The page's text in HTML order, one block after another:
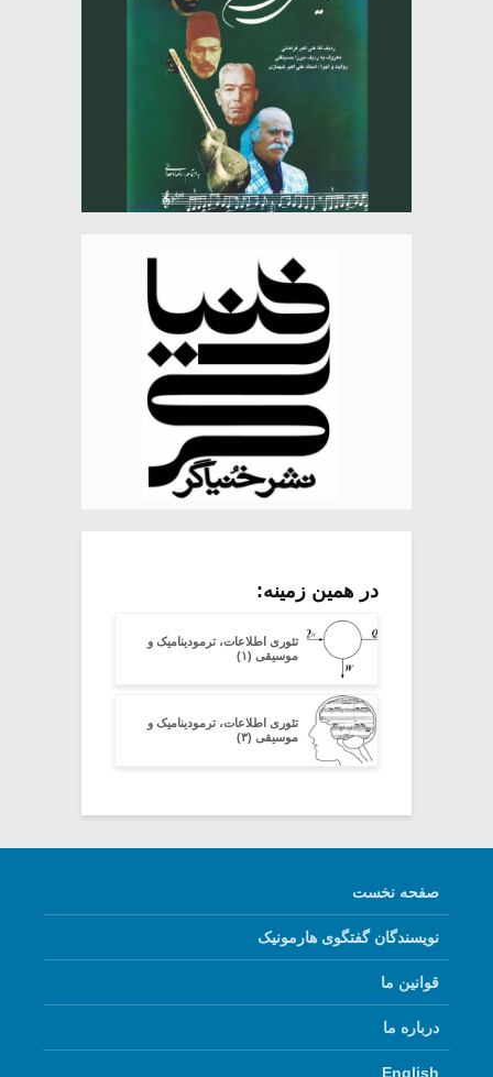
در همین زمینه:
تئوری اطلاعات، ترمودینامیک و
موسیقی (۱)
تئوری اطلاعات، ترمودینامیک و
موسیقی (۳)
صفحه نخست
نویسندگان گفتگوی هارمونیک
قوانین ما
درباره ما
English